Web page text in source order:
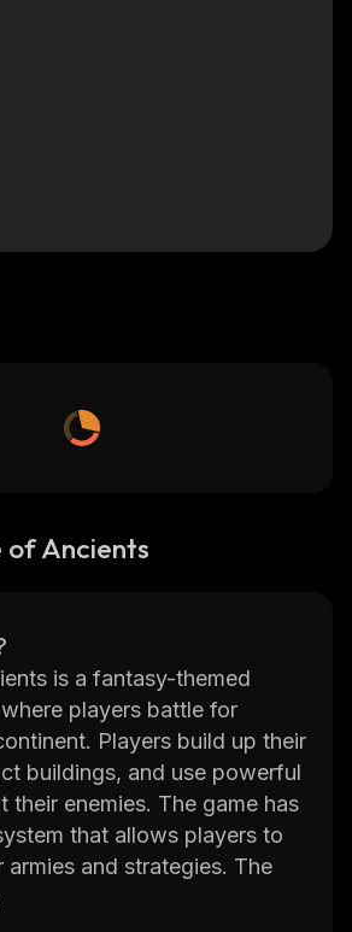
of Ancients
is a fantasy-themed
players battle for
Players build up their
buildings, and use powerful
their enemies. The game has
that allows players to
armies and strategies. The
an expansive single-player